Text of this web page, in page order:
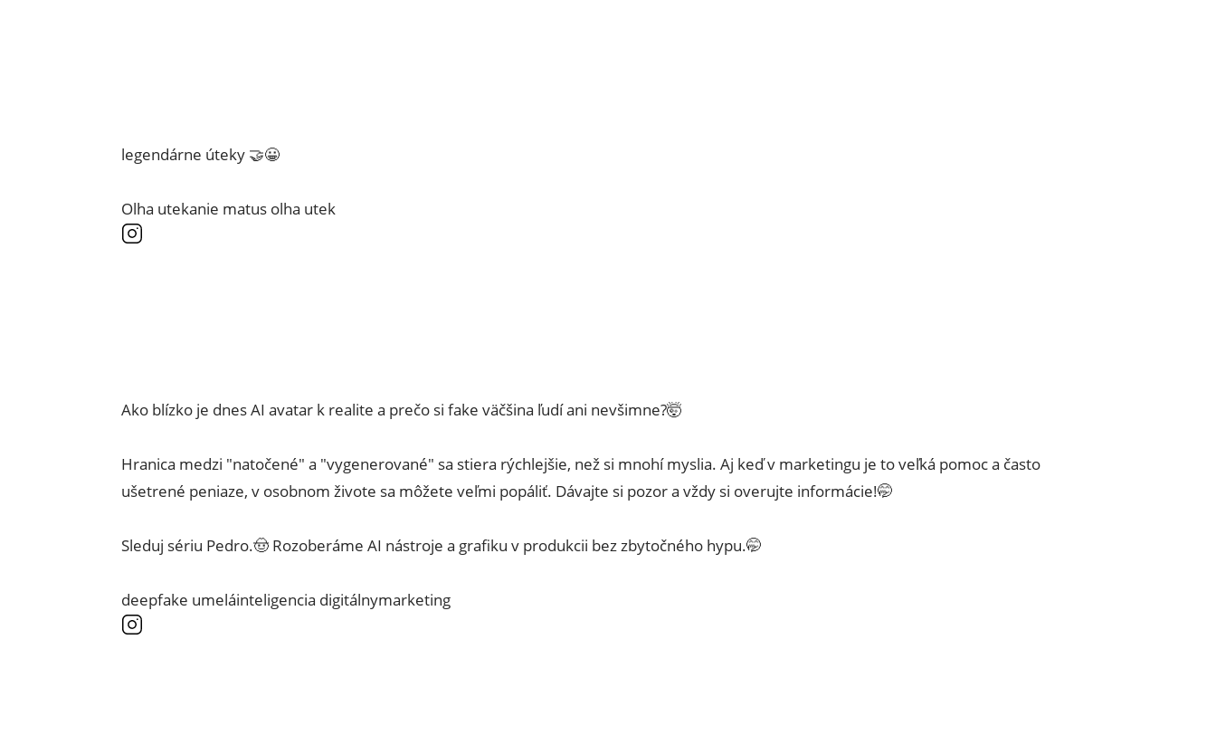
legendárne úteky 🤝😀
Olha utekanie matus olha utek
Ako blízko je dnes AI avatar k realite a prečo si fake väčšina ľudí ani nevšimne?🤯
Hranica medzi "natočené" a "vygenerované" sa stiera rýchlejšie, než si mnohí myslia. Aj keď v marketingu je to veľká pomoc a často
ušetrené peniaze, v osobnom živote sa môžete veľmi popáliť. Dávajte si pozor a vždy si overujte informácie!🤭
Sleduj sériu Pedro.🤠 Rozoberáme AI nástroje a grafiku v produkcii bez zbytočného hypu.🤭
deepfake umeláinteligencia digitálnymarketing